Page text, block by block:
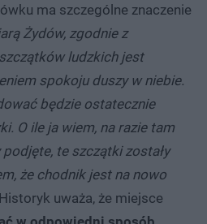
ma szczególne znaczenie
Żydów, zgodnie z
ludzkich jest
spokoju duszy w niebie.
będzie ostatecznie
O ile ja wiem, na razie tam
te szczątki zostały
że chodnik jest na nowo
uważa, że miejsce